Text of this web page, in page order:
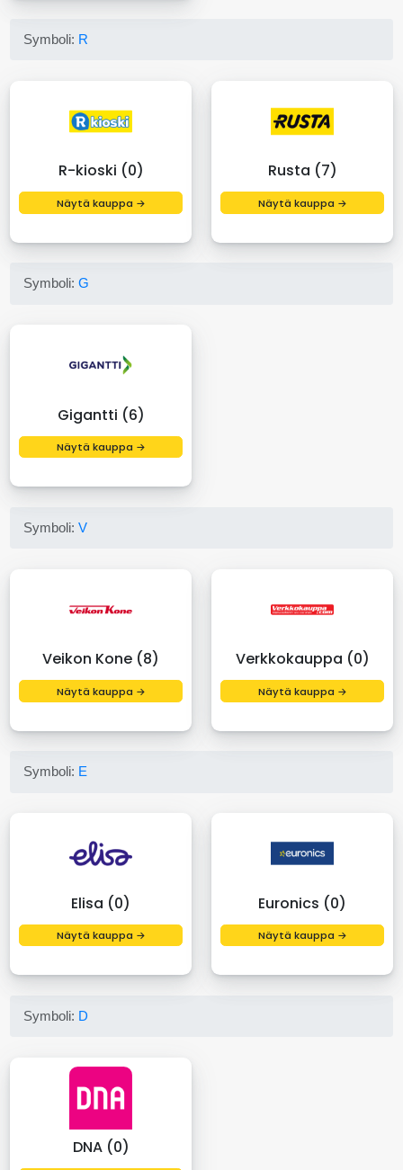
Symboli: R
R-kioski (0)
Näytä kauppa →
Rusta (7)
Näytä kauppa →
Symboli:G
Gigantti (6)
Näytä kauppa →
Symboli:V
Veikon Kone (8)
Näytä kauppa →
Verkkokauppa (0)
Näytä kauppa →
Symboli: E
Elisa (0)
Näytä kauppa →
Euronics (0)
Näytä kauppa →
Symboli: D
DNA (0)